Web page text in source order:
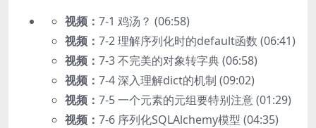
视频： 7-1 鸡汤？ (06:58)
视频： 7-2 理解序列化时的default函数 (06:41)
视频： 7-3 不完美的对象转字典 (06:58)
视频： 7-4 深入理解dict的机制 (09:02)
视频： 7-5 一个元素的元组要特别注意 (01:29)
视频： 7-6 序列化SQLAlchemy模型 (04:35)